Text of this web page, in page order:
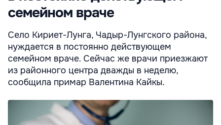
семейном враче
Село Кириет-Лунга, Чадыр-Лунгского района,
нуждается в постоянно действующем
семейном враче. Сейчас же врачи приезжают
из районного центра дважды в неделю,
сообщила примар Валентина Кайкы.